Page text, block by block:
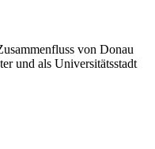
von Donau
und als Universitätsstadt